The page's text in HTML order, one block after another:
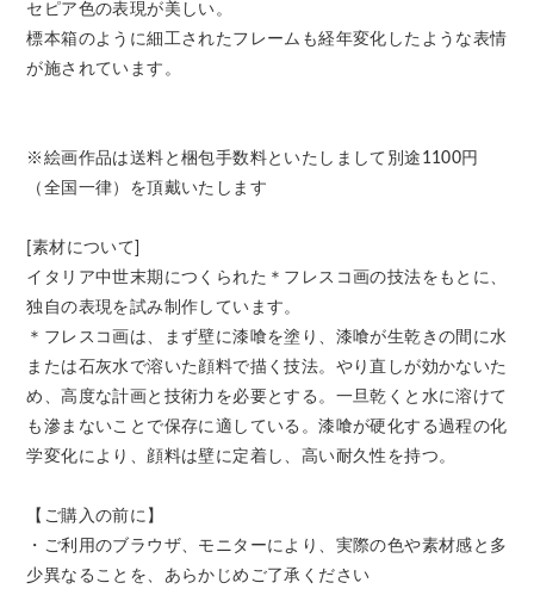
セピア色の表現が美しい。
標本箱のように細工されたフレームも経年変化したような表情
が施されています。
※絵画作品は送料と梱包手数料といたしまして別途1100円
（全国一律）を頂戴いたします
[素材について]
イタリア中世末期につくられた＊フレスコ画の技法をもとに、
独自の表現を試み制作しています。
＊フレスコ画は、まず壁に漆喰を塗り、漆喰が生乾きの間に水
または石灰水で溶いた顔料で描く技法。やり直しが効かないた
め、高度な計画と技術力を必要とする。一旦乾くと水に溶けて
も滲まないことで保存に適している。漆喰が硬化する過程の化
学変化により、顔料は壁に定着し、高い耐久性を持つ。
【ご購入の前に】
・ご利用のブラウザ、モニターにより、実際の色や素材感と多
少異なることを、あらかじめご了承ください